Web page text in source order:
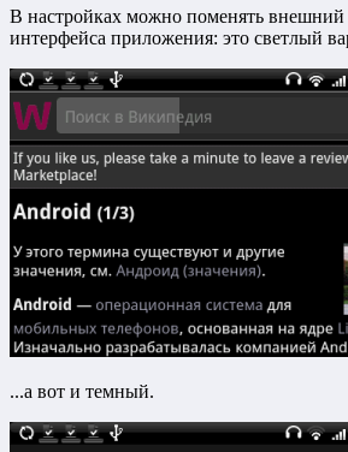
В настройках можно поменять внешний
интерфейса приложения: это светлый
...а вот и темный.